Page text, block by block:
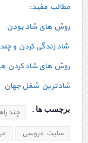
مطالب مفید:
روش های شاد بودن
شاد زندگی کردن و
روش های شاد کردن
شادترین شغل جهان
برچسب ها : چند
سایت عروسی